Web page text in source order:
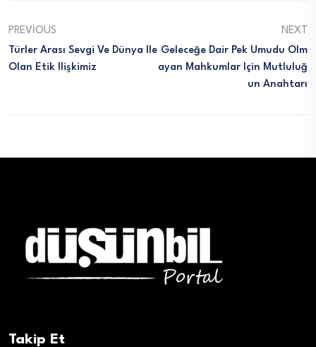
PREVIOUS
Türler Arası Sevgi Ve Dünya Ile
Olan Etik Ilişkimiz
NEXT
Geleceğe Dair Pek Umudu Olm
Ayan Mahkumlar Için Mutluluğ
Un Anahtarı
Takip Et